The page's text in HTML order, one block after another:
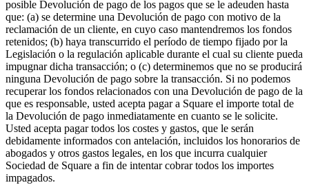
posible Devolución de pago de los pagos que se le adeuden hasta
que: (a) se determine una Devolución de pago con motivo de la
reclamación de un cliente, en cuyo caso mantendremos los fondos
retenidos; (b) haya transcurrido el período de tiempo fijado por la
Legislación o la regulación aplicable durante el cual su cliente pueda
impugnar dicha transacción; o (c) determinemos que no se producirá
ninguna Devolución de pago sobre la transacción. Si no podemos
recuperar los fondos relacionados con una Devolución de pago de la
que es responsable, usted acepta pagar a Square el importe total de
la Devolución de pago inmediatamente en cuanto se le solicite.
Usted acepta pagar todos los costes y gastos, que le serán
debidamente informados con antelación, incluidos los honorarios de
abogados y otros gastos legales, en los que incurra cualquier
Sociedad de Square a fin de intentar cobrar todos los importes
impagados.